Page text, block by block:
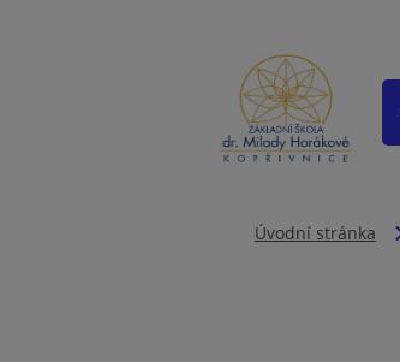
Úvodní stránka